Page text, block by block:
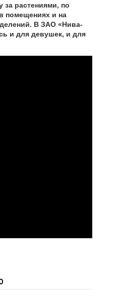
за растениями, по
помещениях и на
В ЗАО «Нива-
и для девушек, и для